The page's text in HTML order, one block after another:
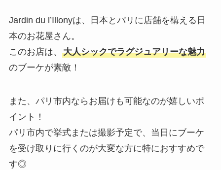
Jardin du l’Illonyは、日本とパリに店舗を構える日
本のお花屋さん。
このお店は、 大人シックでラグジュアリーな魅力
のブーケが素敵！
また、パリ市内ならお届けも可能なのが嬉しいポ
イント！
パリ市内で挙式または撮影予定で、当日にブーケ
を受け取りに行くのが大変な方に特におすすめで
す◎